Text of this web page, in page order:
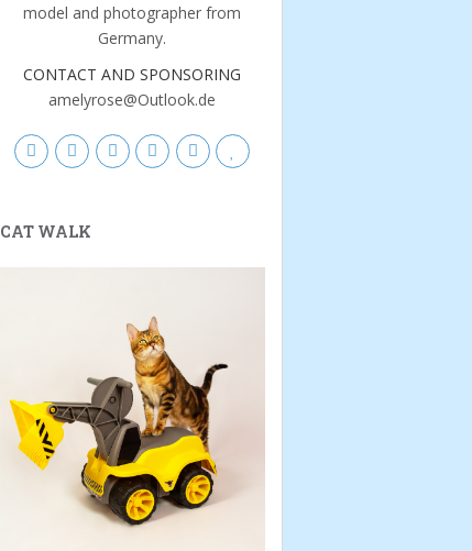
model and photographer from
Germany.
CONTACT AND SPONSORING
amelyrose@Outlook.de
CAT WALK